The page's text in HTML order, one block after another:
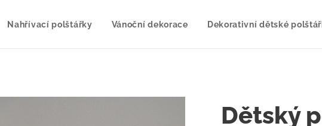
Nahřívací polštářky Vánoční dekorace Dekorativní dětské
Dětský